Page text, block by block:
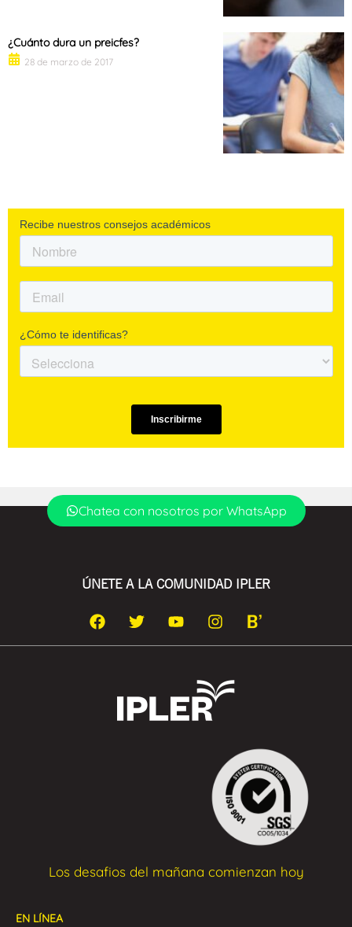
¿Cuánto dura un preicfes?
28 de marzo de 2017
Chatea con nosotros por WhatsApp
ÚNETE A LA COMUNIDAD IPLER
Los desafios del mañana comienzan hoy
EN LÍNEA